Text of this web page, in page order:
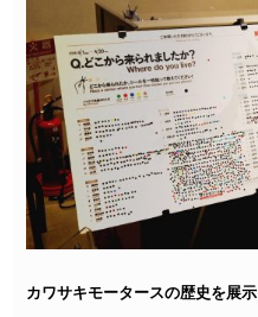
カワサキモータースの歴史を展示